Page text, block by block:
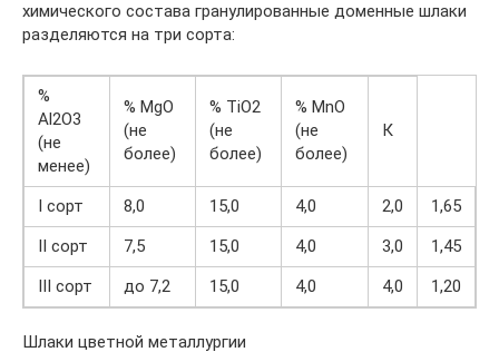
химического состава гранулированные доменные шлаки
разделяются на три сорта:
%
Al2O3
(не
менее)
% MgO
(не
более)
% TiO2
(не
более)
% MnO
(не
более)
К
I сорт 8,0 15,0 4,0 2,0
1,65
II сорт
7,5 15,0 4,0 3,0
1,45
III сорт
до 7,2 15,0 4,0 4,0 1,20
Шлаки цветной металлургии